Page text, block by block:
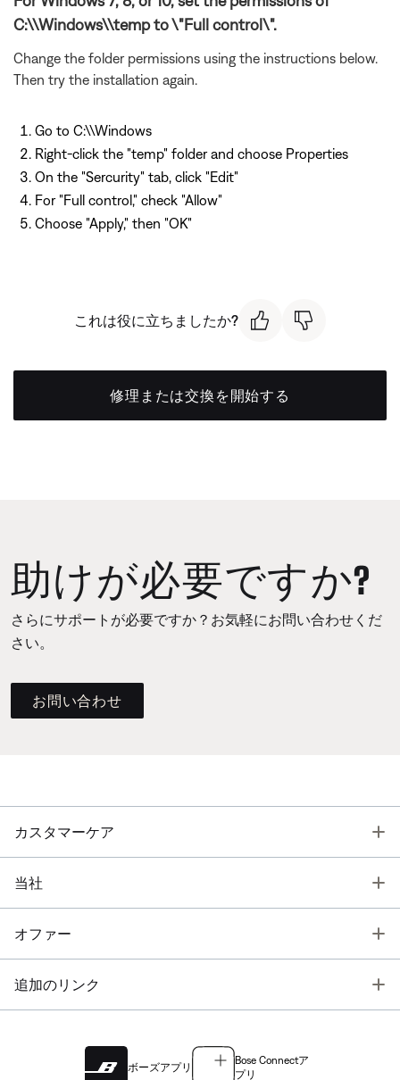
C:\\Windows\\temp to \"Full control\".
Change the folder permissions using the instructions below.
Then try the installation again.
Go to C:\\Windows
Right-click the "temp" folder and choose Properties
On the "Sercurity" tab, click "Edit"
For "Full control," check "Allow"
Choose "Apply," then "OK"
これは役に立ちましたか?
修理または交換を開始する
助けが必要ですか?
さらにサポートが必要ですか？お気軽にお問い合わせくだ
さい。
お問い合わせ
カスタマーケア
当社
オファー
追加のリンク
ボーズアプリ
Bose Connectア
プリ